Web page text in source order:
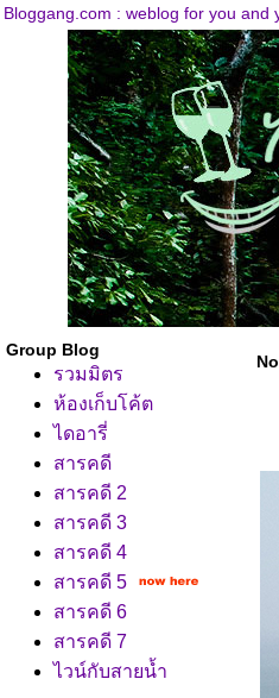
Bloggang.com : weblog for you and
Group Blog
รวมมิตร
ห้องเก็บโค้ต
ไดอารี่
สารคดี
สารคดี 2
สารคดี 3
สารคดี 4
สารคดี 5
สารคดี 6
สารคดี 7
ไวน์กับสายน้ำ